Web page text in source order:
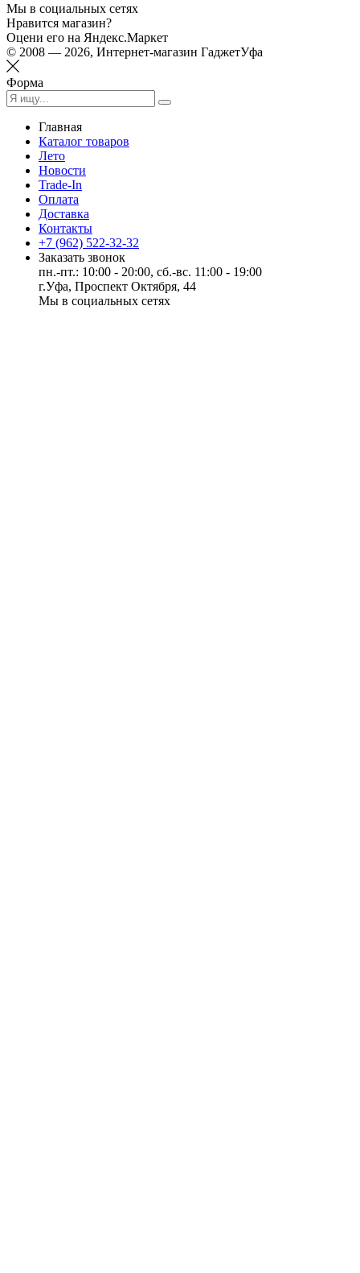
Мы в социальных сетях
Нравится магазин?
Оцени его на Яндекс.Маркет
© 2008 — 2026, Интернет-магазин ГаджетУфа
Форма
Главная
Каталог товаров
Лето
Новости
Trade-In
Оплата
Доставка
Контакты
+7 (962) 522-32-32
Заказать звонок
пн.-пт.: 10:00 - 20:00, сб.-вс. 11:00 - 19:00
г.Уфа, Проспект Октября, 44
Мы в социальных сетях